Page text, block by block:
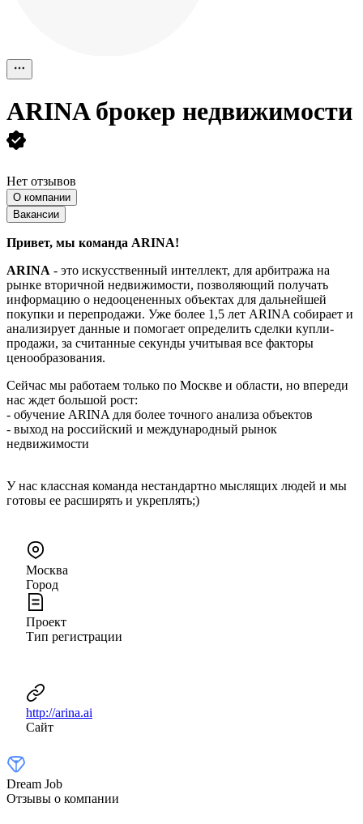
ARINA брокер недвижимости
Нет отзывов
О компании
Вакансии
Привет, мы команда ARINA!
ARINA - это искусственный интеллект, для арбитража на
рынке вторичной недвижимости, позволяющий получать
информацию о недооцененных объектах для дальнейшей
покупки и перепродажи. Уже более 1,5 лет ARINA собирает и
анализирует данные и помогает определить сделки купли-
продажи, за считанные секунды учитывая все факторы
ценообразования.
Сейчас мы работаем только по Москве и области, но впереди
нас ждет большой рост:
- обучение ARINA для более точного анализа объектов
- выход на российский и международный рынок
недвижимости
У нас классная команда нестандартно мыслящих людей и мы
готовы ее расширять и укреплять;)
Москва
Город
Проект
Тип регистрации
http://arina.ai
Сайт
Dream Job
Отзывы о компании